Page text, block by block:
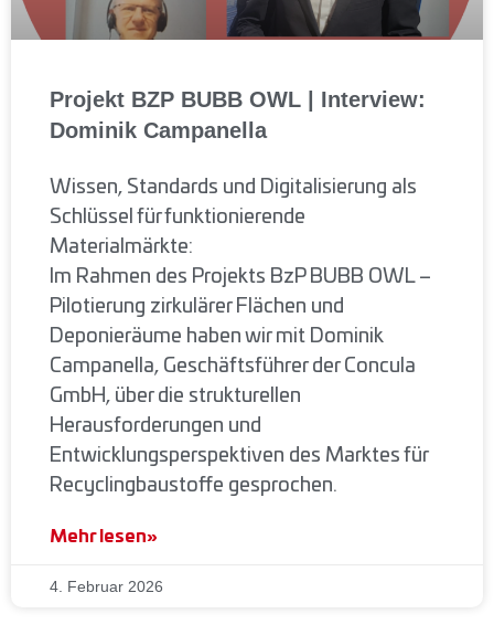
Projekt BZP BUBB OWL | Interview:
Dominik Campanella
Wissen, Standards und Digitalisierung als
Schlüssel für funktionierende
Materialmärkte:
Im Rahmen des Projekts BzP BUBB OWL –
Pilotierung zirkulärer Flächen und
Deponieräume haben wir mit Dominik
Campanella, Geschäftsführer der Concula
GmbH, über die strukturellen
Herausforderungen und
Entwicklungsperspektiven des Marktes für
Recyclingbaustoffe gesprochen.
Mehr lesen»
4. Februar 2026